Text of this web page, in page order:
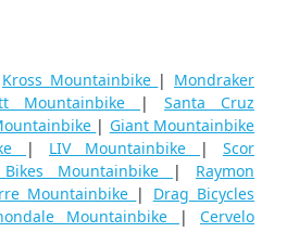
Kross Mountainbike | Mondraker
Mountainbike | Santa Cruz
| Giant Mountainbike
| LIV Mountainbike | Scor
Mountainbike | Raymon
Mountainbike | Drag Bicycles
Mountainbike | Cervelo